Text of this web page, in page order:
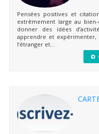
Pensées positives et
extrêmement large au
donner des idées
apprendre et expérimenter,
l’étranger et...